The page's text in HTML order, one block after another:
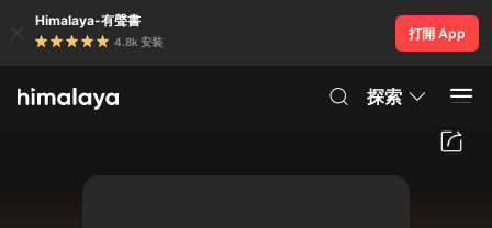
Himalaya-有聲書
4.8k 安裝
打開 App
探索